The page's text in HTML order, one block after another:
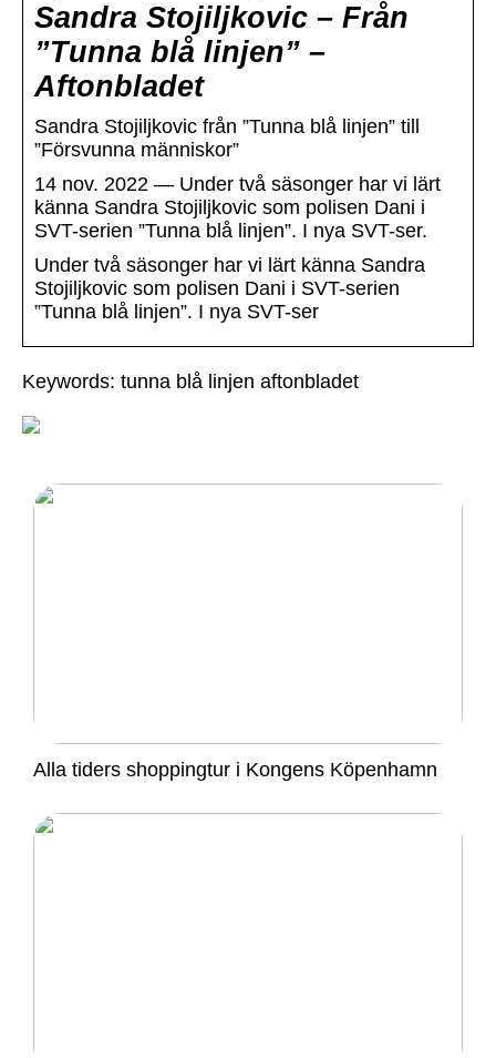
Sandra Stojiljkovic – Från
”Tunna blå linjen” –
Aftonbladet
Sandra Stojiljkovic från ”Tunna blå linjen” till
”Försvunna människor”
14 nov. 2022 — Under två säsonger har vi lärt
känna Sandra Stojiljkovic som polisen Dani i
SVT-serien ”Tunna blå linjen”. I nya SVT-ser.
Under två säsonger har vi lärt känna Sandra
Stojiljkovic som polisen Dani i SVT-serien
”Tunna blå linjen”. I nya SVT-ser
Keywords: tunna blå linjen aftonbladet
Alla tiders shoppingtur i Kongens Köpenhamn